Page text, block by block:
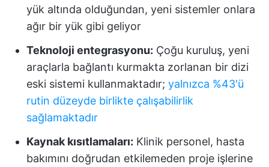
yük altında olduğundan, yeni sistemler onlara
ağır bir yük gibi geliyor
Teknoloji entegrasyonu: Çoğu kuruluş, yeni
araçlarla bağlantı kurmakta zorlanan bir dizi
eski sistemi kullanmaktadır; yalnızca %43'ü
rutin düzeyde birlikte çalışabilirlik
sağlamaktadır
Kaynak kısıtlamaları: Klinik personel, hasta
bakımını doğrudan etkilemeden proje işlerine